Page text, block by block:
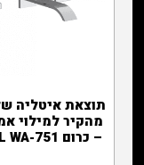
תוצאת איטליה
מהקיר למילוי
– כרום CISAL WA-751